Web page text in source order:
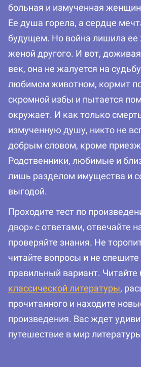
больная и измученная
Ее душа горела, а сердце
будущем. Но война лишила ее
женой другого. И вот,
век, она не жалуется на
любимом животном, кормит
скромной избы и пытается
окружает. И как только
измученную душу, никто не
добрым словом, кроме
Родственники, любимые и
лишь разделом имущества и
выгодой.
Проходите тест по
двор» с ответами, отвечайте
проверяйте знания. Не
читайте вопросы и не
правильный вариант.
классической литературы,
прочитанного и находите
произведения. Вас ждет
путешествие в мир